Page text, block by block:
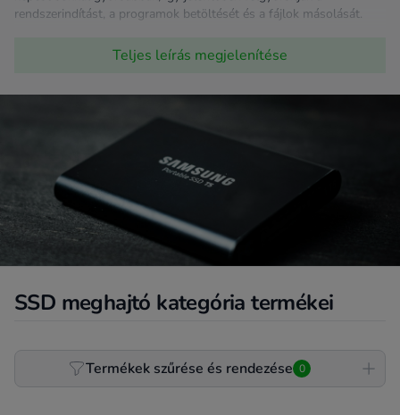
rendszerindítást, a programok betöltését és a fájlok másolását.
használatot is élvezetesebbé teheted. Legyen szó otthoni
munkáról, tanulásról vagy szórakozásról, az SSD meghajtók
hogy számítógéped villámgyorsan reagáljon minden kattintásodra!
Teljes leírás megjelenítése
SSD meghajtó kategória termékei
Product filterTermékek szűrése és rendezése 0